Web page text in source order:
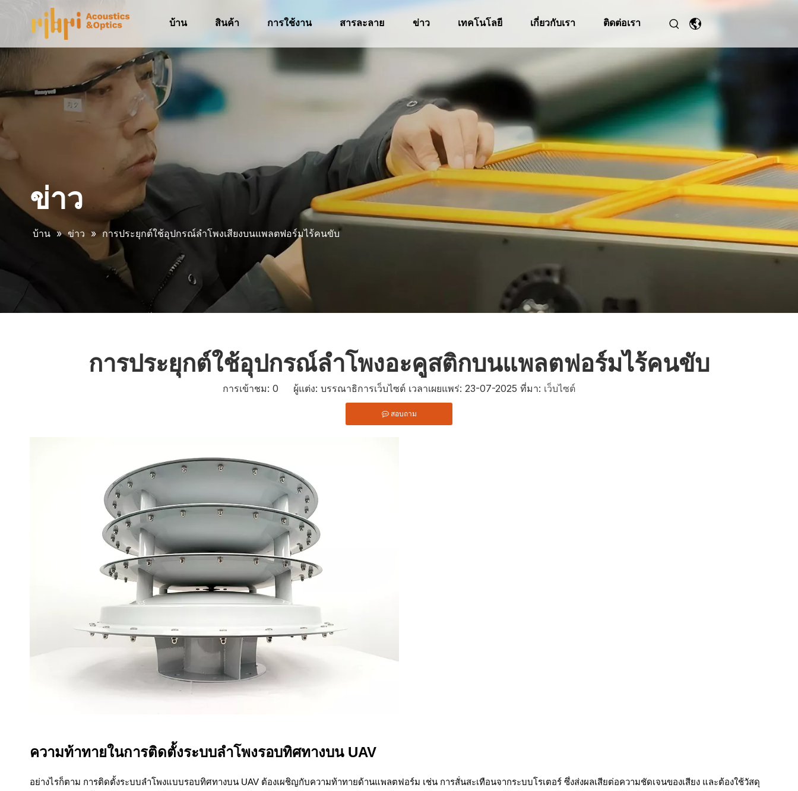
บ้าน สินค้า การใช้งาน สารละลาย ข่าว เทคโนโลยี เกี่ยวกับเรา ติดต่อเรา
ข่าว
บ้าน » ข่าว » การประยุกต์ใช้อุปกรณ์ลำโพงเสียงบนแพลตฟอร์มไร้คนขับ
การประยุกต์ใช้อุปกรณ์ลำโพงอะคูสติกบนแพลตฟอร์มไร้คนขับ
การเข้าชม: 0 ผู้แต่ง: บรรณาธิการเว็บไซต์ เวลาเผยแพร่: 23-07-2025 ที่มา: เว็บไซต์
สอบถาม
ความท้าทายในการติดตั้งระบบลำโพงรอบทิศทางบน UAV
อย่างไรก็ตาม การติดตั้งระบบลำโพงแบบรอบทิศทางบน UAV ต้องเผชิญกับความท้าทายด้านแพลตฟอร์ม เช่น การสั่นสะเทือนจากระบบโรเตอร์ ซึ่งส่งผลเสียต่อความชัดเจนของเสียง และต้องใช้วัสดุ